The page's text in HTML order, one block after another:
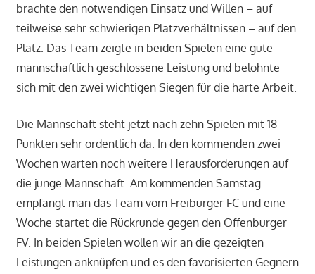
brachte den notwendigen Einsatz und Willen – auf
teilweise sehr schwierigen Platzverhältnissen – auf den
Platz. Das Team zeigte in beiden Spielen eine gute
mannschaftlich geschlossene Leistung und belohnte
sich mit den zwei wichtigen Siegen für die harte Arbeit.
Die Mannschaft steht jetzt nach zehn Spielen mit 18
Punkten sehr ordentlich da. In den kommenden zwei
Wochen warten noch weitere Herausforderungen auf
die junge Mannschaft. Am kommenden Samstag
empfängt man das Team vom Freiburger FC und eine
Woche startet die Rückrunde gegen den Offenburger
FV. In beiden Spielen wollen wir an die gezeigten
Leistungen anknüpfen und es den favorisierten Gegnern